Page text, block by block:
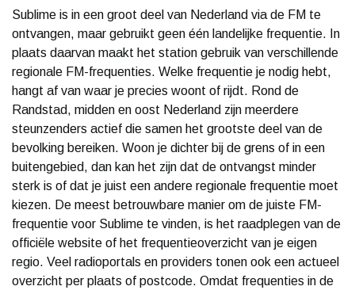
Sublime is in een groot deel van Nederland via de FM te
ontvangen, maar gebruikt geen één landelijke frequentie. In
plaats daarvan maakt het station gebruik van verschillende
regionale FM-frequenties. Welke frequentie je nodig hebt,
hangt af van waar je precies woont of rijdt. Rond de
Randstad, midden en oost Nederland zijn meerdere
steunzenders actief die samen het grootste deel van de
bevolking bereiken. Woon je dichter bij de grens of in een
buitengebied, dan kan het zijn dat de ontvangst minder
sterk is of dat je juist een andere regionale frequentie moet
kiezen. De meest betrouwbare manier om de juiste FM-
frequentie voor Sublime te vinden, is het raadplegen van de
officiële website of het frequentieoverzicht van je eigen
regio. Veel radioportals en providers tonen ook een actueel
overzicht per plaats of postcode. Omdat frequenties in de